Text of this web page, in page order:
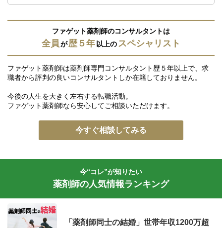
ファゲット薬剤師のコンサルタントは
全員が歴５年 以上の スペシャリスト
ファゲット薬剤師は薬剤師専門コンサルタント歴５年以上で、求
職者から評判の良いコンサルタントしか在籍しておりません。
今後の人生を大きく左右する転職活動。
ファゲット薬剤師なら安心してご相談いただけます。
今すぐ相談してみる
今“コレ”が知りたい
薬剤師の人気情報ランキング
「薬剤師同士の結婚」世帯年収1200万超